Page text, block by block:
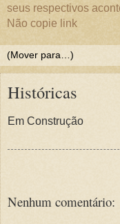
seus respectivos
Não copie link
Históricas
Em Construção
Nenhum comentário: